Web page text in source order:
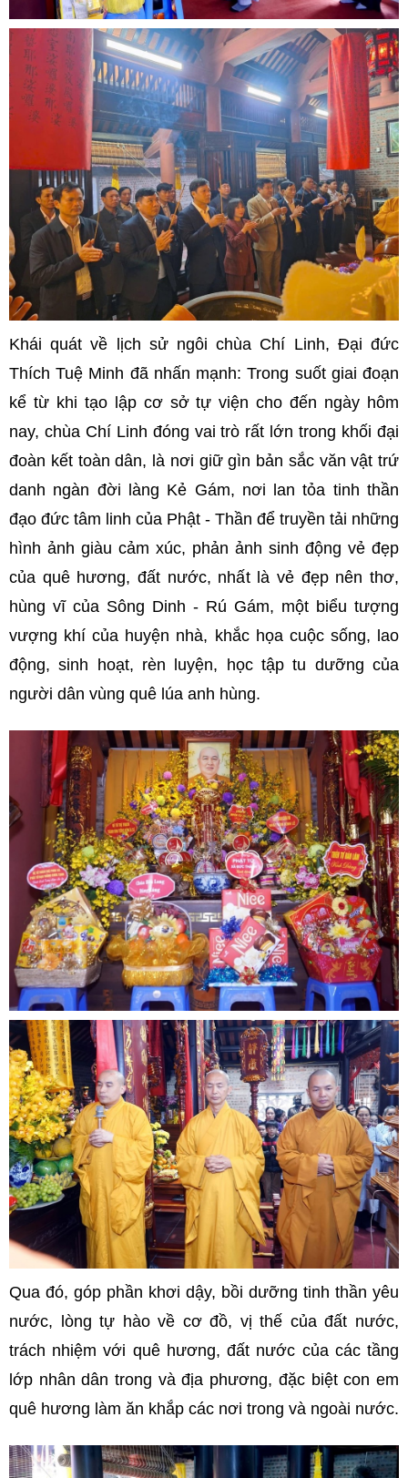
Khái quát về lịch sử ngôi chùa Chí Linh, Đại đức
Thích Tuệ Minh đã nhấn mạnh: Trong suốt giai đoạn
kể từ khi tạo lập cơ sở tự viện cho đến ngày hôm
nay, chùa Chí Linh đóng vai trò rất lớn trong khối đại
đoàn kết toàn dân, là nơi giữ gìn bản sắc văn vật trứ
danh ngàn đời làng Kẻ Gám, nơi lan tỏa tinh thần
đạo đức tâm linh của Phật - Thần để truyền tải những
hình ảnh giàu cảm xúc, phản ảnh sinh động vẻ đẹp
của quê hương, đất nước, nhất là vẻ đẹp nên thơ,
hùng vĩ của Sông Dinh - Rú Gám, một biểu tượng
vượng khí của huyện nhà, khắc họa cuộc sống, lao
động, sinh hoạt, rèn luyện, học tập tu dưỡng của
người dân vùng quê lúa anh hùng.
Qua đó, góp phần khơi dậy, bồi dưỡng tinh thần yêu
nước, lòng tự hào về cơ đồ, vị thế của đất nước,
trách nhiệm với quê hương, đất nước của các tầng
lớp nhân dân trong và địa phương, đặc biệt con em
quê hương làm ăn khắp các nơi trong và ngoài nước.